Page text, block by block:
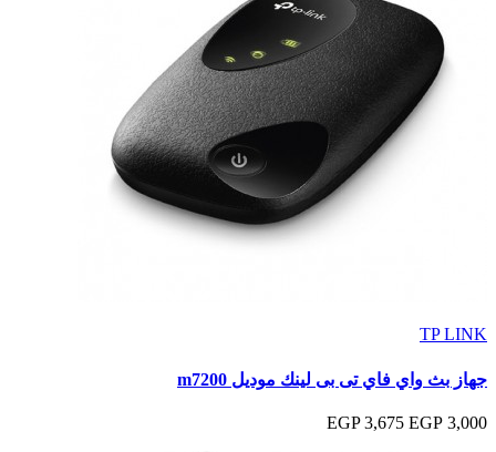
TP LINK
جهاز بث واي فاي تى بى لينك موديل m7200
3,000 EGP
3,675 EGP